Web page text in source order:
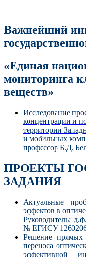
Важнейший
«Единая
мониторинга
веществ»
Исследование
концентрации и
территории
и мобильных
профессор Б.Д.
ПРОЕКТЫ
ЗАДАНИЯ
Актуальные
эффектов в
Руководитель:
№ ЕГИСУ
Решение прямых
переноса
эффективной